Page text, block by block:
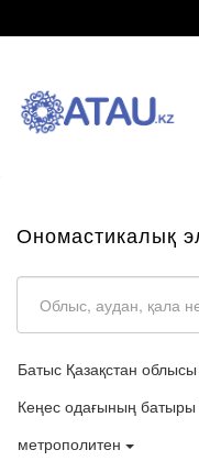
Ономастикалық
Батыс Қазақстан облысы
Кеңес одағының батыры
метрополитен